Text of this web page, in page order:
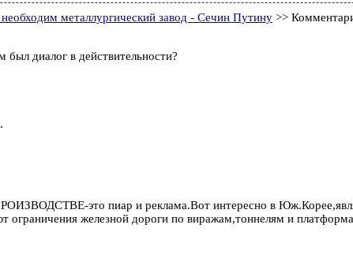
металлургический завод - Сечин Путину >>
диалог в действительности?
это пиар и реклама.Вот интересно в
железной дороги по виражам,тоннелям и